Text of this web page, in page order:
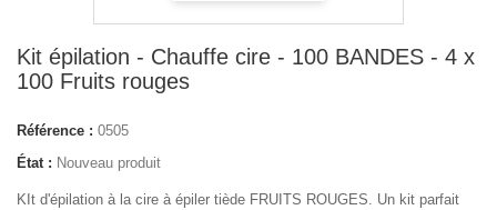
Kit épilation - Chauffe cire - 100 BANDES - 4 x
100 Fruits rouges
Référence : 0505
État : Nouveau produit
KIt d'épilation à la cire à épiler tiède FRUITS ROUGES. Un kit parfait